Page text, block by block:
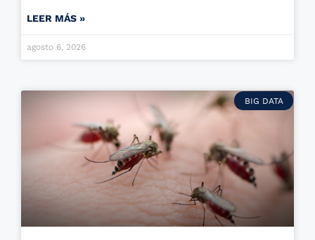
LEER MÁS »
agosto 6, 2026
BIG DATA